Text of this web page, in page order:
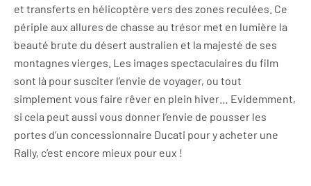
et transferts en hélicoptère vers des zones reculées. Ce
périple aux allures de chasse au trésor met en lumière la
beauté brute du désert australien et la majesté de ses
montagnes vierges. Les images spectaculaires du film
sont là pour susciter l’envie de voyager, ou tout
simplement vous faire rêver en plein hiver… Evidemment,
si cela peut aussi vous donner l’envie de pousser les
portes d’un concessionnaire Ducati pour y acheter une
Rally, c’est encore mieux pour eux !